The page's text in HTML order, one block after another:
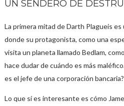
UN SENDERO DE
La primera mitad de Darth Plagueis es
donde su protagonista, como una
visita un planeta llamado Bedlam,
hace dudar de cuándo es más
es el jefe de una corporación
Lo que sí es interesante es cómo